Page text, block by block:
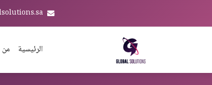
الرئيسية